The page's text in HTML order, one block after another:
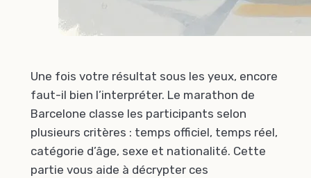
Une fois votre résultat sous les yeux, encore
faut-il bien l’interpréter. Le marathon de
Barcelone classe les participants selon
plusieurs critères : temps officiel, temps réel,
catégorie d’âge, sexe et nationalité. Cette
partie vous aide à décrypter ces